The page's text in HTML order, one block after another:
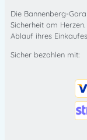
Die Bannenberg-
Sicherheit am
Ablauf ihres Einkaufes.
Sicher bezahlen mit: